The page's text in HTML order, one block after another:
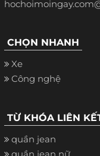
CHỌN NHANH
Xe
Công nghệ
TỪ KHÓA LIÊN
quần jean
quần jean nữ